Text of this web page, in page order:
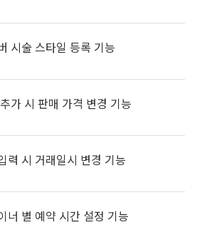
시술 스타일 등록 기능
가 시 판매 가격 변경 기능
력 시 거래일시 변경 기능
너 별 예약 시간 설정 기능